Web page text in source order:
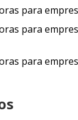
para
para
para